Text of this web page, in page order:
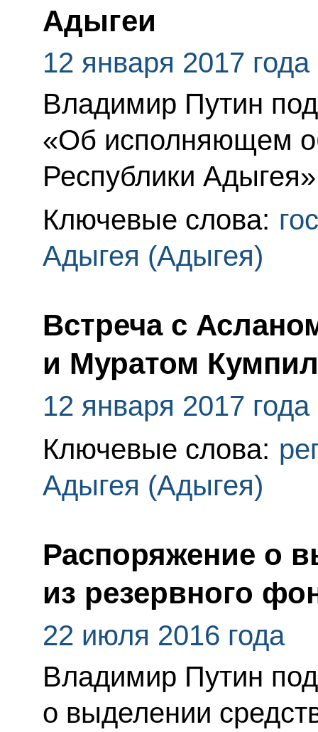
Адыгеи
12 января 2017 года
Владимир Путин
«Об исполняющем
Республики
Ключевые слова:
Адыгея (Адыгея)
Встреча с
и Муратом
12 января 2017 года
Ключевые слова:
Адыгея (Адыгея)
Распоряжение о
из резервного
22 июля 2016 года
Владимир Путин
о выделении